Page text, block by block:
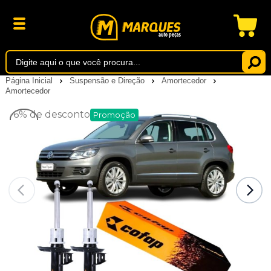
Página Inicial Suspensão e Direção
Amortecedor
Amortecedor
-6% de desconto Promoção